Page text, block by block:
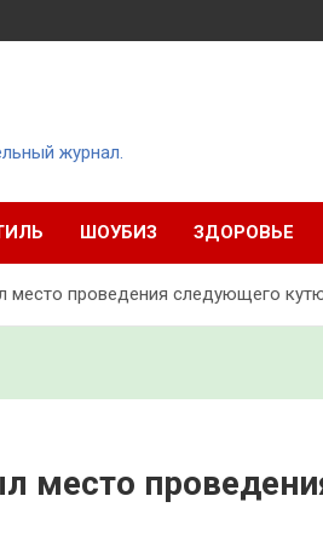
журнал.
ШОУБИЗ ЗДОРОВЬЕ
место проведения следующего
место